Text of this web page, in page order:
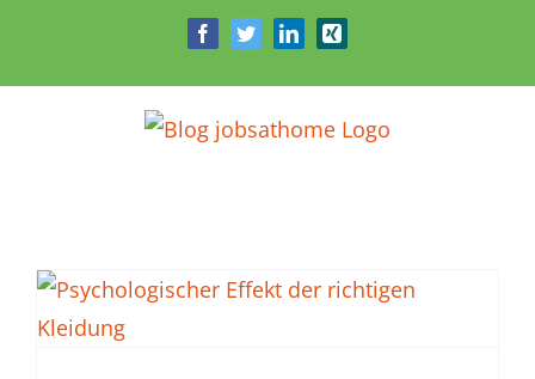
springen
FacebookTwitterLinkedInXing